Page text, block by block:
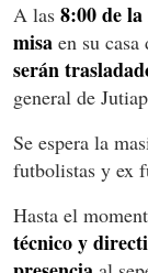
A las 8:00 de
misa en su
serán
general de
Se espera la
futbolistas y ex
Hasta el
técnico y